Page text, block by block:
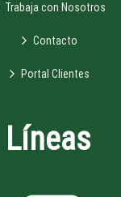
Trabaja con Nosotros
Contacto
Portal Clientes
Líneas